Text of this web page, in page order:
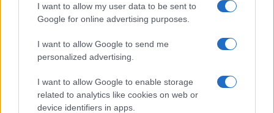
I want to allow my user data to be sent to
Google for online advertising purposes.
I want to allow Google to send me
personalized advertising.
I want to allow Google to enable storage
related to analytics like cookies on web or
device identifiers in apps.
Continua a leggere
SOSTENIBILITÀ